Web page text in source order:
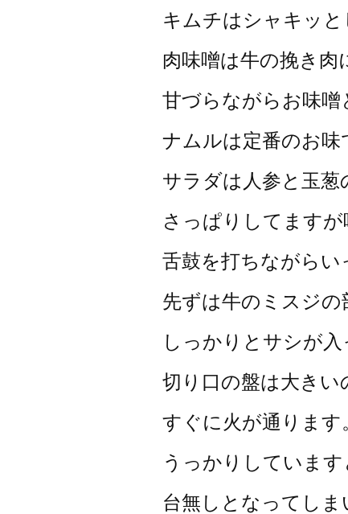
キムチはシャキッと
肉味噌は牛の挽き肉
甘づらながらお味噌
ナムルは定番のお味
サラダは人参と玉
さっぱりしてますが
舌鼓を打ちながらい
先ずは牛のミスジの
しっかりとサシが
切り口の盤は大き
すぐに火が通ります
うっかりしていま
台無しとなってしま